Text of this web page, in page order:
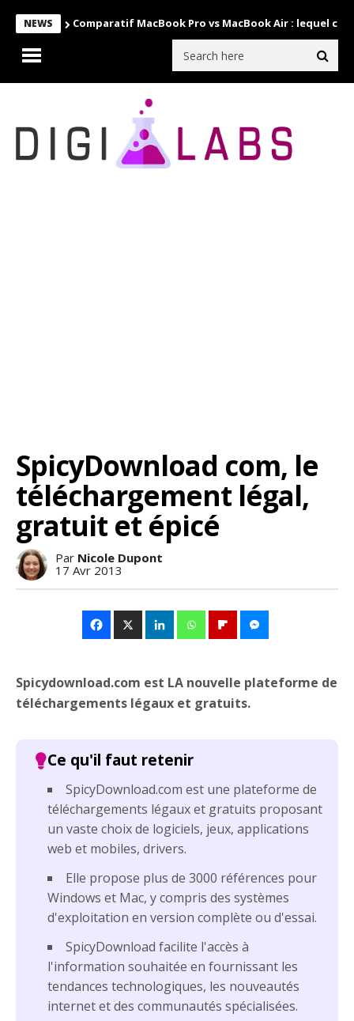
NEWS Comparatif MacBook Pro vs MacBook Air : lequel
SpicyDownload com, le
téléchargement légal,
gratuit et épicé
Par Nicole Dupont
17 Avr 2013
Spicydownload.com est LA nouvelle plateforme de
téléchargements légaux et gratuits.
SpicyDownload.com est une plateforme de
téléchargements légaux et gratuits proposant
un vaste choix de logiciels, jeux, applications
web et mobiles, drivers.
Elle propose plus de 3000 références pour
Windows et Mac, y compris des systèmes
d'exploitation en version complète ou d'essai.
SpicyDownload facilite l'accès à
l'information souhaitée en fournissant les
tendances technologiques, les nouveautés
internet et des communautés spécialisées.